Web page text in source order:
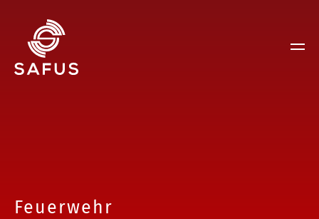
Feuerwehr